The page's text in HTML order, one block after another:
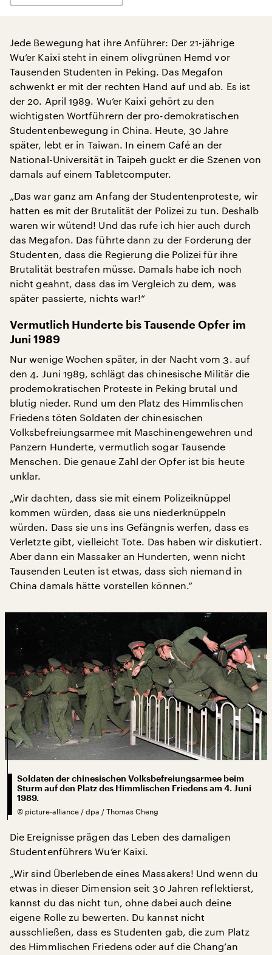
Jede Bewegung hat ihre Anführer: Der 21-jährige
Wu’er Kaixi steht in einem olivgrünen Hemd vor
Tausenden Studenten in Peking. Das Megafon
schwenkt er mit der rechten Hand auf und ab. Es ist
der 20. April 1989. Wu’er Kaixi gehört zu den
wichtigsten Wortführern der pro-demokratischen
Studentenbewegung in China. Heute, 30 Jahre
später, lebt er in Taiwan. In einem Café an der
National-Universität in Taipeh guckt er die Szenen von
damals auf einem Tabletcomputer.
„Das war ganz am Anfang der Studentenproteste, wir
hatten es mit der Brutalität der Polizei zu tun. Deshalb
waren wir wütend! Und das rufe ich hier auch durch
das Megafon. Das führte dann zu der Forderung der
Studenten, dass die Regierung die Polizei für ihre
Brutalität bestrafen müsse. Damals habe ich noch
nicht geahnt, dass das im Vergleich zu dem, was
später passierte, nichts war!“
Vermutlich Hunderte bis Tausende Opfer im
Juni 1989
Nur wenige Wochen später, in der Nacht vom 3. auf
den 4. Juni 1989, schlägt das chinesische Militär die
prodemokratischen Proteste in Peking brutal und
blutig nieder. Rund um den Platz des Himmlischen
Friedens töten Soldaten der chinesischen
Volksbefreiungsarmee mit Maschinengewehren und
Panzern Hunderte, vermutlich sogar Tausende
Menschen. Die genaue Zahl der Opfer ist bis heute
unklar.
„Wir dachten, dass sie mit einem Polizeiknüppel
kommen würden, dass sie uns niederknüppeln
würden. Dass sie uns ins Gefängnis werfen, dass es
Verletzte gibt, vielleicht Tote. Das haben wir diskutiert.
Aber dann ein Massaker an Hunderten, wenn nicht
Tausenden Leuten ist etwas, dass sich niemand in
China damals hätte vorstellen können.“
Soldaten der chinesischen Volksbefreiungsarmee beim
Sturm auf den Platz des Himmlischen Friedens am 4. Juni
1989.
© picture-alliance / dpa / Thomas Cheng
Die Ereignisse prägen das Leben des damaligen
Studentenführers Wu’er Kaixi.
„Wir sind Überlebende eines Massakers! Und wenn du
etwas in dieser Dimension seit 30 Jahren reflektierst,
kannst du das nicht tun, ohne dabei auch deine
eigene Rolle zu bewerten. Du kannst nicht
ausschließen, dass es Studenten gab, die zum Platz
des Himmlischen Friedens oder auf die Chang’an